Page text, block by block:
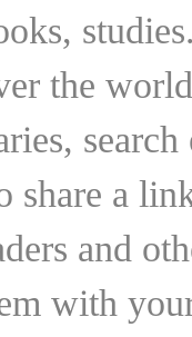
the
share a
and
with